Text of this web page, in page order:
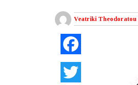
Veatriki Theodoratou